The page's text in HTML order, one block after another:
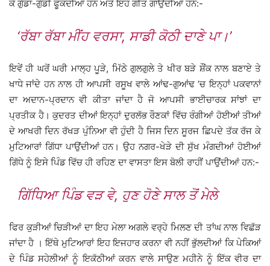
ਕੇ ਗੁੱਡਾ-ਗੁੱਡੀ ਫੂਕਦੀਆਂ ਹਨ ਅਤੇ ਇਹ ਗੀਤ ਗਾਉਂਦੀਆਂ ਹਨ:-
‘ਰੱਬਾ ਰੱਬਾ ਮੀਂਹ ਵਰਸਾ, ਸਾਡੀ ਕੋਠੀ ਦਾਣੇ ਪਾ।’
ਇਵੇਂ ਹੀ ਘਰੋਂ ਘਰੀ ਮਾਲ੍ਹ ਪੂੜੇ, ਮਿੱਠੇ ਗੁਲਗੁਲੇ ਤੇ ਖੀਰ ਬੜੇ ਸ਼ੌਂਕ ਨਾਲ ਬਣਾਏ ਤੇ
ਖਾਧੇ ਜਾਂਦੇ ਹਨ ਨਾਲ ਹੀ ਆਪਸੀ ਰਸੂਖ ਵਾਲੇ ਆਂਢ-ਗੁਆਂਢ ’ਚ ਇਨ੍ਹਾਂ ਪਕਵਾਨਾਂ
ਦਾ ਅਦਾਨ-ਪ੍ਰਦਾਨ ਵੀ ਕੀਤਾ ਜਾਂਦਾ ਹੈ ਜੋ ਆਪਸੀ ਭਾਈਚਾਰਕ ਸਾਂਝਾਂ ਦਾ
ਪ੍ਰਤੀਕ ਹੈ। ਕੁਦਰਤ ਦੀਆਂ ਇਨ੍ਹਾਂ ਦੁਰਲੱਭ ਰੌਣਕਾਂ ਵਿੱਚ ਰੰਗੀਆਂ ਹੋਈਆਂ ਤੀਆਂ
ਦੇ ਆਖਰੀ ਦਿਨ ਰੱਖੜ ਪੁੰਨਿਆ ਵੀ ਹੁੰਦੀ ਹੈ ਜਿਸ ਦਿਨ ਸੂਰਜ ਛਿਪਦੇ ਤੱਕ ਰੱਜ ਕੇ
ਮੁਟਿਆਰਾਂ ਗਿੱਧਾ ਪਾਉਂਦੀਆਂ ਹਨ। ਉਹ ਨਗਰ-ਖੇੜੇ ਦੀ ਸੁੱਖ ਮੰਗਦੀਆਂ ਹੋਈਆਂ
ਗਿੱਧੇ ਨੂੰ ਇਸੇ ਪਿੰਡ ਵਿੱਚ ਹੀ ਰਹਿਣ ਦਾ ਵਾਸਤਾ ਇਸ ਬੋਲੀ ਰਾਹੀਂ ਪਾਉਂਦੀਆਂ ਹਨ:-
ਗਿੱਧਿਆ ਪਿੰਡ ਵੜ ਵੇ, ਹੁਣ ਹੋਣੇ ਸਾਲ ਤੋਂ ਮੇਲੇ
ਫਿਰ ਕੁੜੀਆਂ ਚਿੜੀਆਂ ਦਾ ਇਹ ਮੇਲਾ ਅਗਲੇ ਵਰ੍ਹੇ ਮਿਲਣ ਦੀ ਤਾਂਘ ਨਾਲ ਵਿਛੱੜ
ਜਾਂਦਾ ਹੈ । ਇੱਥੇ ਮੁਟਿਆਰਾਂ ਇਹ ਇਜਹਾਰ ਕਰਨਾ ਵੀ ਨਹੀਂ ਭੁੱਲਦੀਆਂ ਕਿ ਪੇਕਿਆਂ
ਦੇ ਪਿੰਡ ਸਹੇਲੀਆਂ ਨੂੰ ਇਕੱਠੀਆਂ ਕਰਨ ਵਾਲੇ ਸਾਉਣ ਮਹੀਨੇ ਨੂੰ ਇੱਕ ਵੀਰ ਦਾ